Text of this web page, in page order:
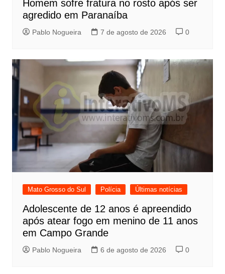
Homem sofre fratura no rosto após ser
agredido em Paranaíba
Pablo Nogueira 7 de agosto de 2026 0
Mato Grosso do Sul Polícia Últimas notícias
Adolescente de 12 anos é apreendido
após atear fogo em menino de 11 anos
em Campo Grande
Pablo Nogueira 6 de agosto de 2026 0